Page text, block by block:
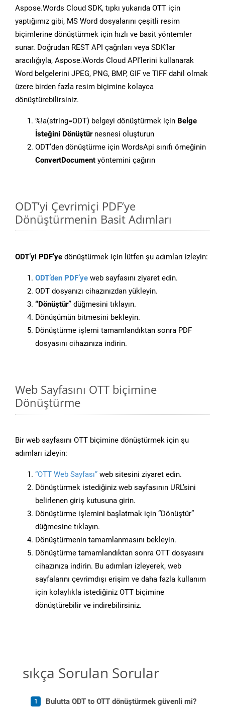
Aspose.Words Cloud SDK, tıpkı yukarıda OTT için
yaptığımız gibi, MS Word dosyalarını çeşitli resim
biçimlerine dönüştürmek için hızlı ve basit yöntemler
sunar. Doğrudan REST API çağrıları veya SDK’lar
aracılığıyla, Aspose.Words Cloud API’lerini kullanarak
Word belgelerini JPEG, PNG, BMP, GIF ve TIFF dahil olmak
üzere birden fazla resim biçimine kolayca
dönüştürebilirsiniz.
%!a(string=ODT) belgeyi dönüştürmek için Belge
İsteğini Dönüştürnesnesi oluşturun
ODT’den dönüştürme için WordsApi sınıfı örneğinin
ConvertDocument yöntemini çağırın
ODT’yi Çevrimiçi PDF’ye
Dönüştürmenin Basit Adımları
ODT’yi PDF’ye dönüştürmek için lütfen şu adımları izleyin:
ODT’den PDF’ye web sayfasını ziyaret edin.
ODT dosyanızı cihazınızdan yükleyin.
“Dönüştür” düğmesini tıklayın.
Dönüşümün bitmesini bekleyin.
Dönüştürme işlemi tamamlandıktan sonra PDF
dosyasını cihazınıza indirin.
Web Sayfasını OTT biçimine
Dönüştürme
Bir web sayfasını OTT biçimine dönüştürmek için şu
adımları izleyin:
“OTT Web Sayfası” web sitesini ziyaret edin.
Dönüştürmek istediğiniz web sayfasının URL’sini
belirlenen giriş kutusuna girin.
Dönüştürme işlemini başlatmak için “Dönüştür”
düğmesine tıklayın.
Dönüştürmenin tamamlanmasını bekleyin.
Dönüştürme tamamlandıktan sonra OTT dosyasını
cihazınıza indirin. Bu adımları izleyerek, web
sayfalarını çevrimdışı erişim ve daha fazla kullanım
için kolaylıkla istediğiniz OTT biçimine
dönüştürebilir ve indirebilirsiniz.
sıkça Sorulan Sorular
Bulutta ODT to OTT dönüştürmek güvenli mi?